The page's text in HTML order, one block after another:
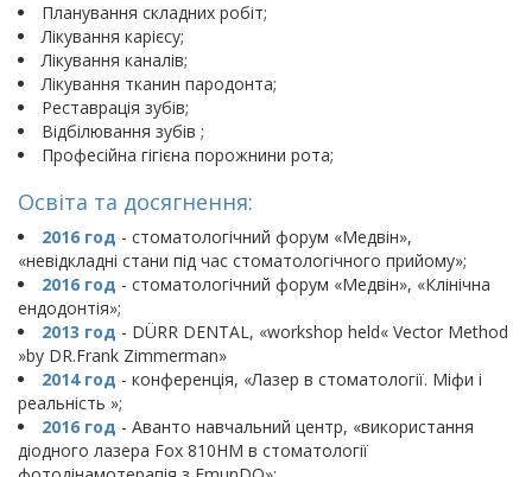
Планування складних робіт;
Лікування карієсу;
Лікування каналів;
Лікування тканин пародонта;
Реставрація зубів;
Відбілювання зубів ;
Професійна гігієна порожнини рота;
Освіта та досягнення:
2016 год - стоматологічний форум «Медвін»,
«невідкладні стани під час стоматологічного прийому»;
2016 год - стоматологічний форум «Медвін», «Клінічна
ендодонтія»;
2013 год - DÜRR DENTAL, «workshop held« Vector Method
»by DR.Frank Zimmerman»
2014 год - конференція, «Лазер в стоматології. Міфи і
реальність »;
2016 год - Аванто навчальний центр, «використання
діодного лазера Fox 810НМ в стоматології